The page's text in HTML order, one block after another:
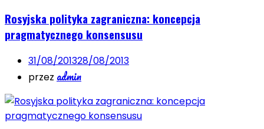
Rosyjska polityka zagraniczna: koncepcja
pragmatycznego konsensusu
31/08/201328/08/2013
przez admin